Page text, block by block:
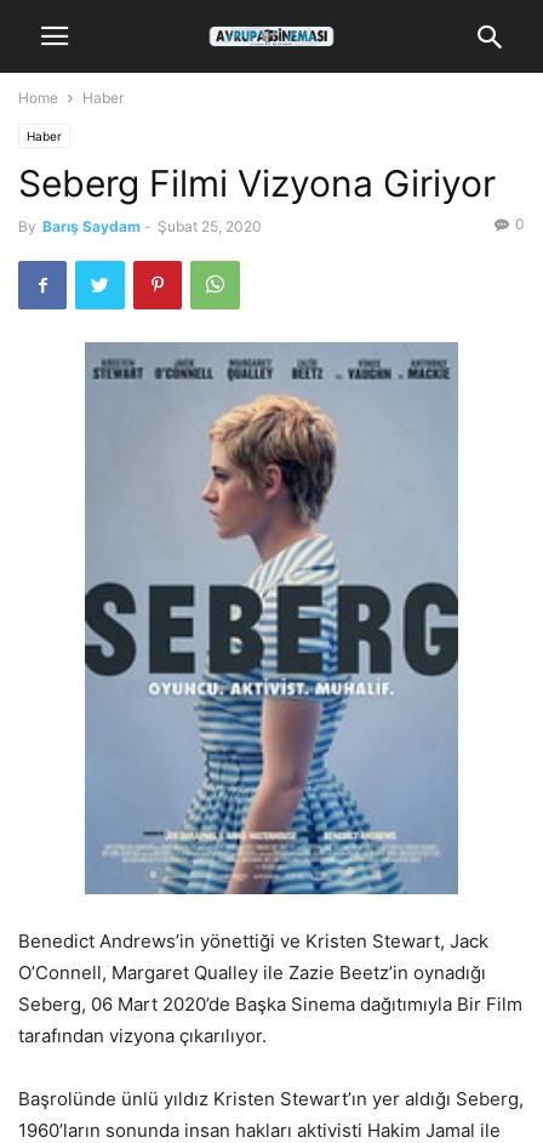
Home Haber
Haber
Seberg Filmi Vizyona Giriyor
By Barış Saydam - Şubat 25, 2020 0
Benedict Andrews’in yönettiği ve Kristen Stewart, Jack
O’Connell, Margaret Qualley ile Zazie Beetz’in oynadığı
Seberg, 06 Mart 2020’de Başka Sinema dağıtımıyla Bir Film
tarafından vizyona çıkarılıyor.
Başrolünde ünlü yıldız Kristen Stewart’ın yer aldığı Seberg,
1960’ların sonunda insan hakları aktivisti Hakim Jamal ile